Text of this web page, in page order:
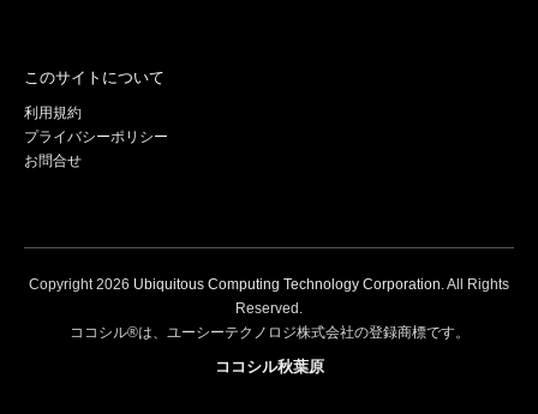
このサイトについて
利用規約
プライバシーポリシー
お問合せ
Copyright2026 Ubiquitous Computing Technology Corporation. All Rights
Reserved.
ココシル®は、ユーシーテクノロジ株式会社の登録商標です。
ココシル秋葉原